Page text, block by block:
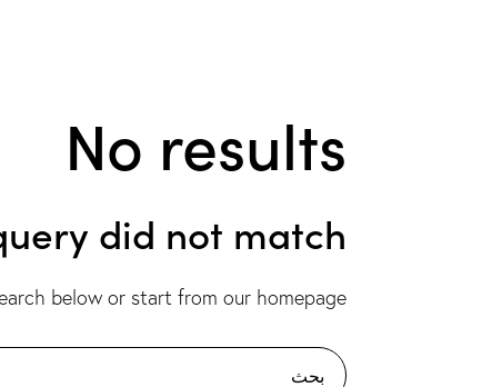
No results
did not match
below or start from our homepage